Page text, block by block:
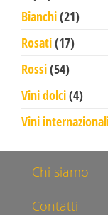
Bianchi 2121
Rosati 1717
Rossi 5454
Vini dolci 44
Vini
Chi siamo
Contatti